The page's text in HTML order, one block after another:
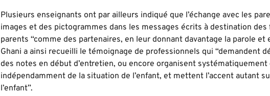
Plusieurs enseignants ont par ailleurs indiqué que l’échange avec les
images et des pictogrammes dans les messages écrits à destination
parents “comme des partenaires, en leur donnant davantage la parole
Ghani a ainsi recueilli le témoignage de professionnels qui “demandent
des notes en début d’entretien, ou encore organisent
indépendamment de la situation de l’enfant, et mettent l’accent autant
l’enfant”.